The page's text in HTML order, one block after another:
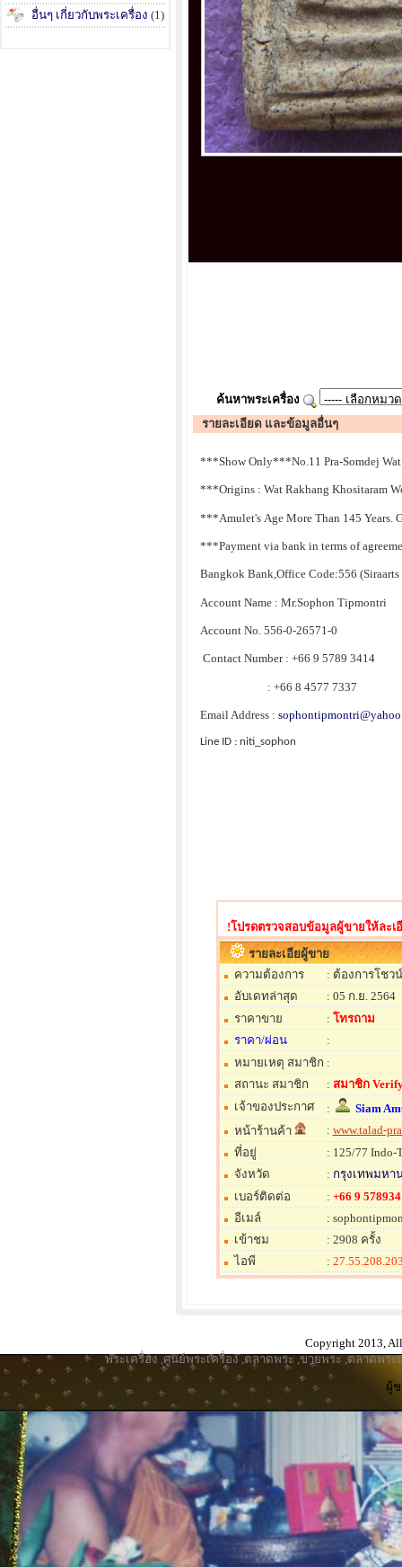
อื่นๆ เกี่ยวกับพระเครื่อง (1)
ค้นหาพระเครื่อง
รายละเอียด และข้อมูลอื่นๆ
***Show Only***No.11 Pra-Somdej
***Origins : Wat Rakhang Khositaram
***Amulet's Age More Than 145 Years.
***Payment via bank in terms of
Bangkok Bank,Office Code:556
Account Name : Mr.Sophon Tipmontri
Account No. 556-0-26571-0
Contact Number : +66 9 5789 3414
: +66 8 4577 7337
Email Address :
Line ID : niti_sophon
!โปรดตรวจสอบข้อมูลผู้ขายให้ละเ
รายละเอียผู้ขาย
ความต้องการ
: ต้องการโชวน์
อับเดทล่าสุด
: 05 ก.ย. 2564
ราคาขาย
: โทรถาม
ราคา/ผ่อน
:
หมายเหตุ สมาชิก :
สถานะ สมาชิก
: สมาชิก
เจ้าของประกาศ
:
Siam
หน้าร้านค้า
: www.talad-
ที่อยู่
: 125/77 Indo-
จังหวัด
: กรุงเทพมหา
เบอร์ติดต่อ
: +66 9
อีเมล์
:
เข้าชม
: 2908 ครั้ง
ไอพี
:
Copyright 2013,
พระเครื่อง ,ศูนย์พระเครื่อง,ตลาดพระ ,ขายพระ ,ตลาดพระ
ผู้